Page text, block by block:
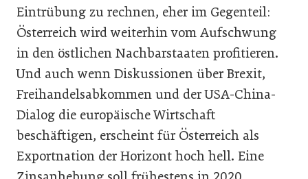
Eintrübung zu rechnen, eher im Gegenteil:
Österreich wird weiterhin vom Aufschwung
in den östlichen Nachbarstaaten profitieren.
Und auch wenn Diskussionen über Brexit,
Freihandelsabkommen und der USA-China-
Dialog die europäische Wirtschaft
beschäftigen, erscheint für Österreich als
Exportnation der Horizont hoch hell. Eine